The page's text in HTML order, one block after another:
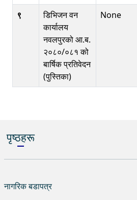
९
डिभिजन वन
कार्यालय
नवलपुरको आ.ब.
२०८०/०८१ को
बार्षिक प्रतिवेदन
(पुस्तिका)
None
पृष्ठहरू
नागरिक बडापत्र